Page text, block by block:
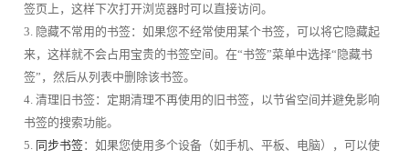
签页上，这样下次打开浏览器时可以直接访问。
3. 隐藏不常用的书签：如果您不经常使用某个书签，可以将它隐藏起
来，这样就不会占用宝贵的书签空间。在“书签”菜单中选择“隐藏书
签”，然后从列表中删除该书签。
4. 清理旧书签：定期清理不再使用的旧书签，以节省空间并避免影响
书签的搜索功能。
5. 同步书签：如果您使用多个设备（如手机、平板、电脑），可以使